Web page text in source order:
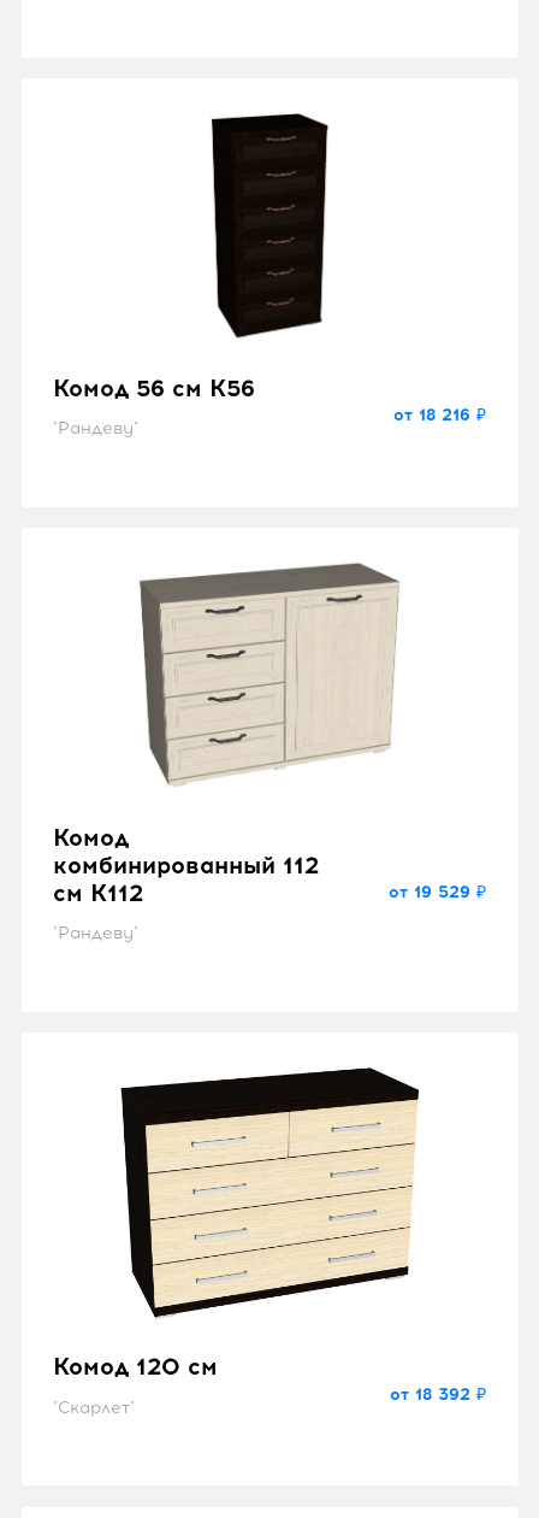
Комод 56 см K56
"Рандеву"
от 18 216 ₽
Комод
комбинированный 112
см K112
"Рандеву"
от 19 529 ₽
Комод 120 см
"Скарлет"
от 18 392 ₽